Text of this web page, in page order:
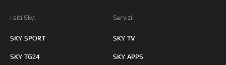
I siti Sky:
SKY SPORT
SKY TG24
Servizi:
SKY TV
SKY APPS